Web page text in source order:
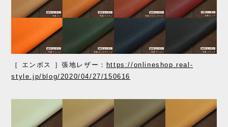
［ エンボス ］張地レザー： https://onlineshop.real-
style.jp/blog/2020/04/27/150616